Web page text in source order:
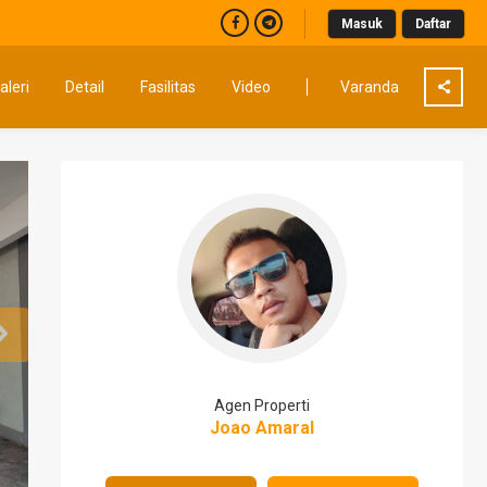
Masuk Daftar
Detail Fasilitas Video Varanda
Agen Properti
Joao Amaral